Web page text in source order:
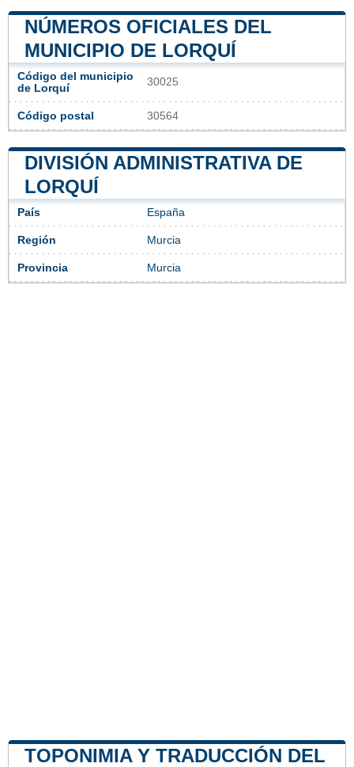
NÚMEROS OFICIALES DEL
MUNICIPIO DE LORQUÍ
Código del municipio
de Lorquí
30025
Código postal 30564
DIVISIÓN ADMINISTRATIVA DE
LORQUÍ
País España
Región Murcia
Provincia Murcia
TOPONIMIA Y TRADUCCIÓN DEL